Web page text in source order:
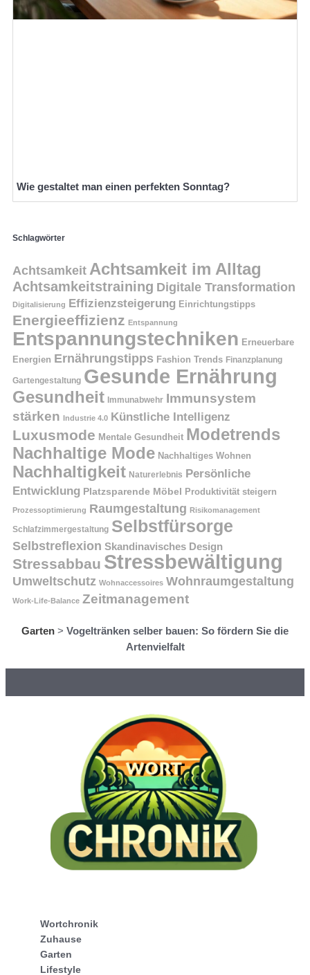
Wie gestaltet man einen perfekten Sonntag?
Schlagwörter
Achtsamkeit Achtsamkeit im Alltag
Achtsamkeitstraining Digitale Transformation
Digitalisierung Effizienzsteigerung Einrichtungstipps
Energieeffizienz Entspannung
Entspannungstechniken Erneuerbare
Energien Ernährungstipps Fashion Trends Finanzplanung
Gartengestaltung Gesunde Ernährung
Gesundheit Immunabwehr Immunsystem
stärken Industrie 4.0 Künstliche Intelligenz
Luxusmode Mentale Gesundheit Modetrends
Nachhaltige Mode Nachhaltiges Wohnen
Nachhaltigkeit Naturerlebnis Persönliche
Entwicklung Platzsparende Möbel Produktivität steigern
Prozessoptimierung Raumgestaltung Risikomanagement
Schlafzimmergestaltung Selbstfürsorge
Selbstreflexion Skandinavisches Design
Stressabbau Stressbewältigung
Umweltschutz Wohnaccessoires Wohnraumgestaltung
Work-Life-Balance Zeitmanagement
Garten > Vogeltränken selber bauen: So fördern Sie die
Artenvielfalt
Wortchronik
Zuhause
Garten
Lifestyle